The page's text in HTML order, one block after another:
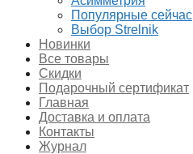
Популярные сейчас
Выбор Strelnik
Новинки
Все товары
Скидки
Подарочный сертификат
Главная
Доставка и оплата
Контакты
Журнал